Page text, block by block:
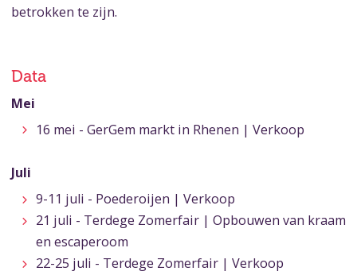
betrokken te zijn.
Data
Mei
16 mei - GerGem markt in Rhenen | Verkoop
Juli
9-11 juli - Poederoijen | Verkoop
21 juli - Terdege Zomerfair | Opbouwen van kraam
en escaperoom
22-25 juli - Terdege Zomerfair | Verkoop